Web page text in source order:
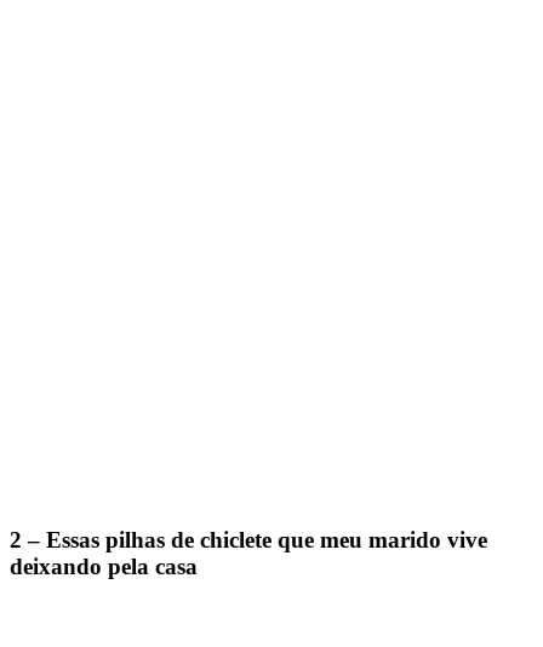
2 – Essas pilhas de chiclete que meu marido vive
deixando pela casa